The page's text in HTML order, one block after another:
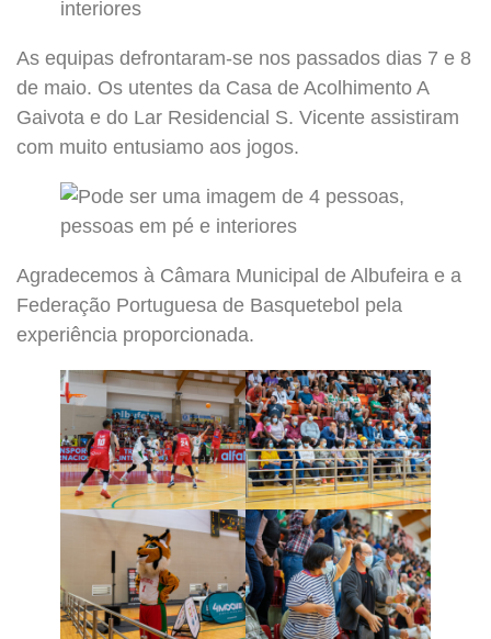
As equipas defrontaram-se nos passados dias 7 e 8
de maio. Os utentes da Casa de Acolhimento A
Gaivota e do Lar Residencial S. Vicente assistiram
com muito entusiamo aos jogos.
Agradecemos à Câmara Municipal de Albufeira e a
Federação Portuguesa de Basquetebol pela
experiência proporcionada.